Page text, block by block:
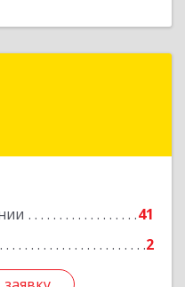
41
2
Автономный округ